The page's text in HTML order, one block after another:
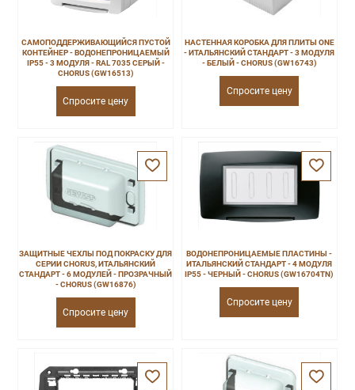
САМОПОДДЕРЖИВАЮЩИЙСЯ ПУСТОЙ
КОНТЕЙНЕР - ВОДОНЕПРОНИЦАЕМЫЙ
IP55 - 3 МОДУЛЯ - RAL 7035 СЕРЫЙ -
CHORUS (GW16513)
Спросите цену
НАСТЕННАЯ КОРОБКА ДЛЯ ПЛИТЫ ONE
- ИТАЛЬЯНСКИЙ СТАНДАРТ - 3 МОДУЛЯ
- БЕЛЫЙ - CHORUS (GW16743)
Спросите цену
ЗАЩИТНЫЕ ЧЕХЛЫ ПОД ПОКРАСКУ ДЛЯ
СЕРИИ CHORUS, ИТАЛЬЯНСКИЙ
СТАНДАРТ - 6 МОДУЛЕЙ - ПРОЗРАЧНЫЙ
- CHORUS (GW16876)
Спросите цену
ВОДОНЕПРОНИЦАЕМЫЕ ПЛАСТИНЫ -
ИТАЛЬЯНСКИЙ СТАНДАРТ - 4 МОДУЛЯ
IP55 - ЧЕРНЫЙ - CHORUS (GW16704TN)
Спросите цену